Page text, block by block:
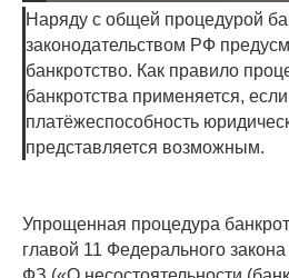
Наряду с общей процедурой
законодательством РФ
банкротство. Как правило
банкротства применяется,
платёжеспособность
представляется возможным.
Упрощенная процедура
главой 11 Федерального